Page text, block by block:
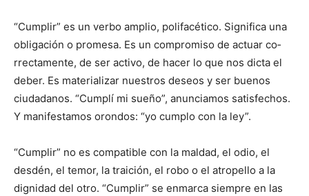
“Cumplir” es un verbo am­plio, polifacético. Significa una
obligación o promesa. Es un compromiso de actuar co­
rrectamente, de ser activo, de hacer lo que nos dicta el
deber. Es materializar nuestros de­seos y ser buenos
ciudadanos. “Cumplí mi sueño”, anuncia­mos satisfechos.
Y manifestamos orondos: “yo cumplo con la ley”.
“Cumplir” no es compatible con la maldad, el odio, el
desdén, el temor, la traición, el robo o el atropello a la
digni­dad del otro. “Cumplir” se en­marca siempre en las